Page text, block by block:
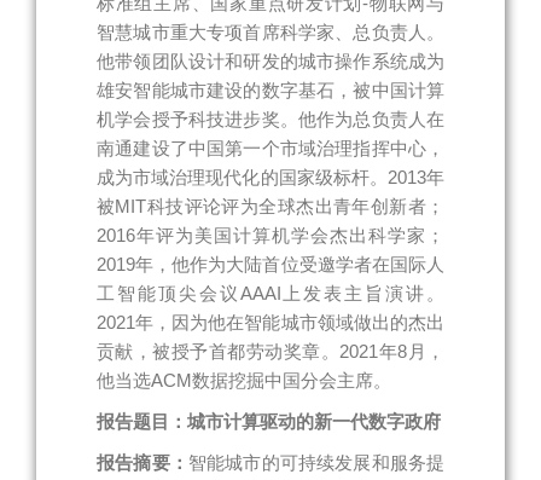
智慧城市重大专项首席科学家、总负责人。
他带领团队设计和研发的城市操作系统成为
雄安智能城市建设的数字基石，被中国计算
机学会授予科技进步奖。他作为总负责人在
南通建设了中国第一个市域治理指挥中心，
成为市域治理现代化的国家级标杆。2013年
被MIT科技评论评为全球杰出青年创新者；
2016年评为美国计算机学会杰出科学家；
2019年，他作为大陆首位受邀学者在国际人
工智能顶尖会议AAAI上发表主旨演讲。
2021年，因为他在智能城市领域做出的杰出
贡献，被授予首都劳动奖章。2021年8月，
他当选ACM数据挖掘中国分会主席。
报告题目：城市计算驱动的新一代数字政府
报告摘要： 智能城市的可持续发展和服务提